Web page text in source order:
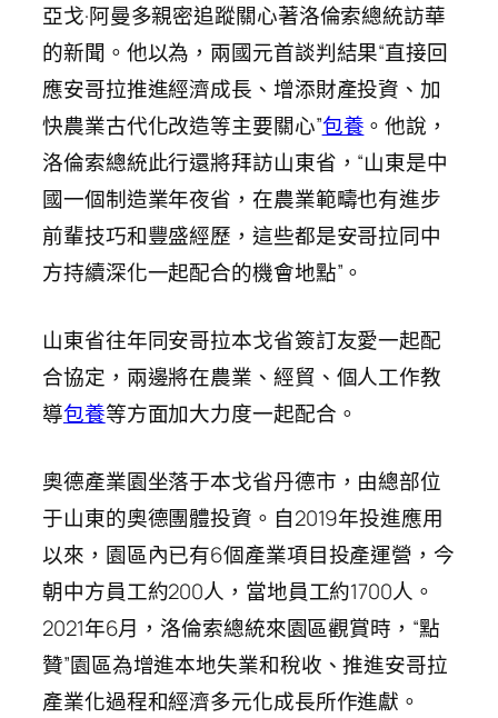
亞戈·阿曼多親密追蹤關心著洛倫索總統訪華
的新聞。他以為，兩國元首談判結果“直接回
應安哥拉推進經濟成長、增添財產投資、加
快農業古代化改造等主要關心”包養 。他說，
洛倫索總統此行還將拜訪山東省，“山東是中
國一個制造業年夜省，在農業範疇也有進步
前輩技巧和豐盛經歷，這些都是安哥拉同中
方持續深化一起配合的機會地點”。
山東省往年同安哥拉本戈省簽訂友愛一起配
合協定，兩邊將在農業、經貿、個人工作教
導包養等方面加大力度一起配合。
奧德產業園坐落于本戈省丹德市，由總部位
于山東的奧德團體投資。自2019年投進應用
以來，園區內已有6個產業項目投產運營，今
朝中方員工約200人，當地員工約1700人。
2021年6月，洛倫索總統來園區觀賞時，“點
贊”園區為增進本地失業和稅收、推進安哥拉
產業化過程和經濟多元化成長所作進獻。